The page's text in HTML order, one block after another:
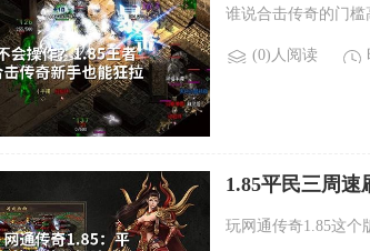
谁说合击传奇的门槛
(0)人阅读
1.85平民三周
玩网通传奇1.85这个